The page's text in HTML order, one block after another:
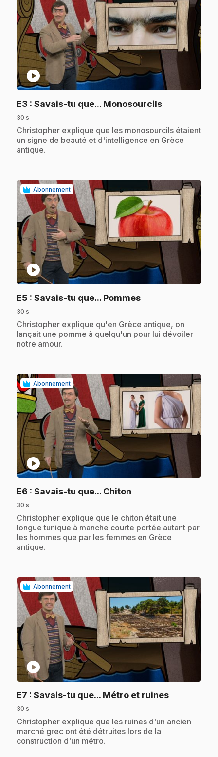
play_circle
E3 : Savais-tu que... Monosourcils.
30 s
.Christopher explique que les monosourcils étaient
un signe de beauté et d'intelligence en Grèce
antique.
Abonnement
play_circle
E5 : Savais-tu que... Pommes.
30 s
.Christopher explique qu'en Grèce antique, on
lançait une pomme à quelqu'un pour lui dévoiler
notre amour.
Abonnement
play_circle
E6 : Savais-tu que... Chiton
30 s
.Christopher explique que le chiton était une
longue tunique à manche courte portée autant par
les hommes que par les femmes en Grèce
antique.
Abonnement
play_circle
E7 : Savais-tu que... Métro et ruines.
30 s
.Christopher explique que les ruines d'un ancien
marché grec ont été détruites lors de la
construction d'un métro.